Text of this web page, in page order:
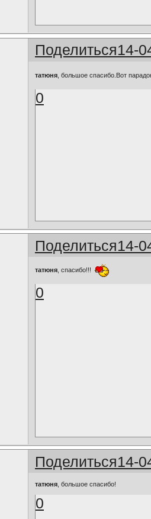
Поделиться14-
татюня , большое спасибо.Вот
0
Поделиться14-
татюня, спасибо!!!
0
Поделиться14-
татюня , большое спасибо!
0